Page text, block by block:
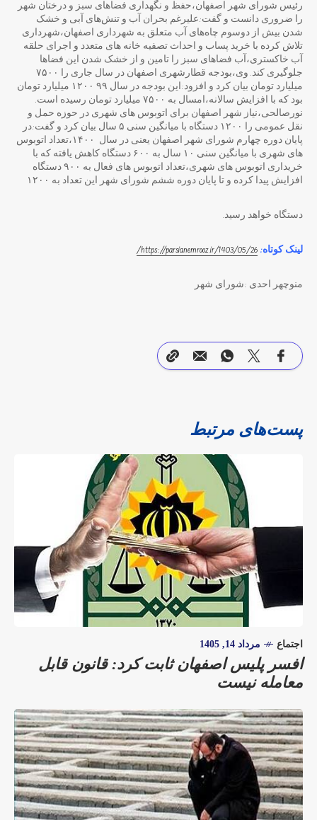
رئیس شورای شهر اصفهان،حفظ و نگهداری فضاهای سبز و درختان شهر
را ضروری دانست و گفت:علیرغم بحران آب و تنش‌های آبی و خشک
شدن بیش از دوسوم چاه‌های آب متعلق به شهرداری اصفهان،شهرداری
تلاش کرده با خرید پساب و احداث تصفیه خانه های متعدد و اجرای حلقه
آب خاکستری،آب فضاهای سبز را تامین و از خشک شدن این فضاها
جلوگیری کند. وی،بودجه قطارشهری اصفهان در سال جاری را ۷۵۰۰
میلیارد تومان بیان کرد و افزود:این بودجه در سال ۹۹ ۱۲۰۰ میلیارد تومان
بود که با افزایش سالانه،امسال به ۷۵۰۰ میلیارد تومان رسیده است.
نورصالحی،نیاز شهر اصفهان برای اتوبوس های شهری در حوزه حمل و
نقل عمومی را ۱۲۰۰ دستگاه با میانگین سنی ۵ سال بیان کرد و گفت:در
پایان دوره چهارم شورای شهر اصفهان یعنی در سال ۱۴۰۰،تعداد اتوبوس
های شهری با میانگین سنی ۱۰ سال به ۶۰۰ دستگاه کاهش یافته که با
خریداری اتوبوس های شهری،تعداد اتوبوس های فعال به ۹۰۰ دستگاه
افزایش پیدا کرده و تا پایان دوره ششم شورای شهر این تعداد به ۱۲۰۰
دستگاه خواهد رسید.
لینک کوتاه: https://parsianemrooz.ir/1403/05/26/
منوچهر احدی :شورای شهر
پست‌های مرتبط
اجتماع مرداد 14, 1405
افسر پلیس اصفهان ثابت کرد: قانون قابل
معامله نیست